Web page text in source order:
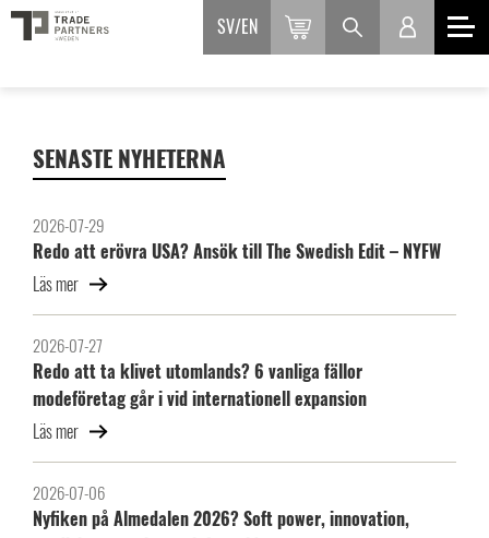
SV EN
SENASTE NYHETERNA
2026-07-29
Redo att erövra USA? Ansök till The Swedish Edit – NYFW
Läs mer
2026-07-27
Redo att ta klivet utomlands? 6 vanliga fällor
modeföretag går i vid internationell expansion
Läs mer
2026-07-06
Nyfiken på Almedalen 2026? Soft power, innovation,